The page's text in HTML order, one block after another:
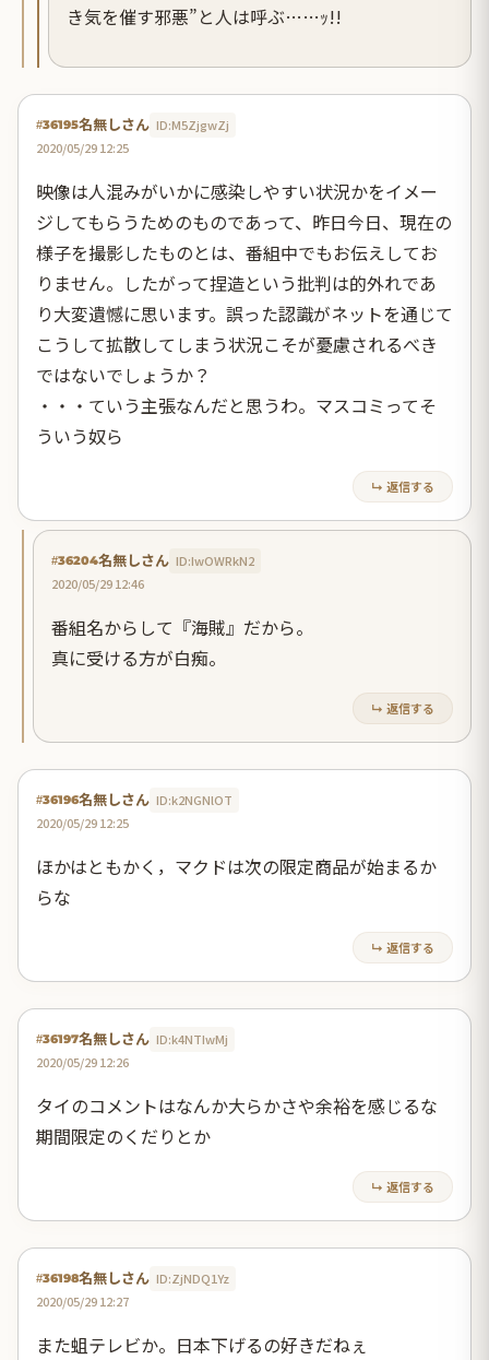
き気を催す邪悪”と人は呼ぶ……ｯ!!
#36195名無しさん ID:M5ZjgwZj
2020/05/29 12:25
映像は人混みがいかに感染しやすい状況かをイメー
ジしてもらうためのものであって、昨日今日、現在の
様子を撮影したものとは、番組中でもお伝えしてお
りません。したがって捏造という批判は的外れであ
り大変遺憾に思います。誤った認識がネットを通じて
こうして拡散してしまう状況こそが憂慮されるべき
ではないでしょうか？
・・・ていう主張なんだと思うわ。マスコミってそ
ういう奴ら
↳ 返信する
#36204名無しさん ID:IwOWRkN2
2020/05/29 12:46
番組名からして『海賊』だから。
真に受ける方が白痴。
↳ 返信する
#36196名無しさん ID:k2NGNlOT
2020/05/29 12:25
ほかはともかく，マクドは次の限定商品が始まるか
らな
↳ 返信する
#36197名無しさん ID:k4NTIwMj
2020/05/29 12:26
タイのコメントはなんか大らかさや余裕を感じるな
期間限定のくだりとか
↳ 返信する
#36198名無しさん ID:ZjNDQ1Yz
2020/05/29 12:27
また蛆テレビか。日本下げるの好きだねぇ